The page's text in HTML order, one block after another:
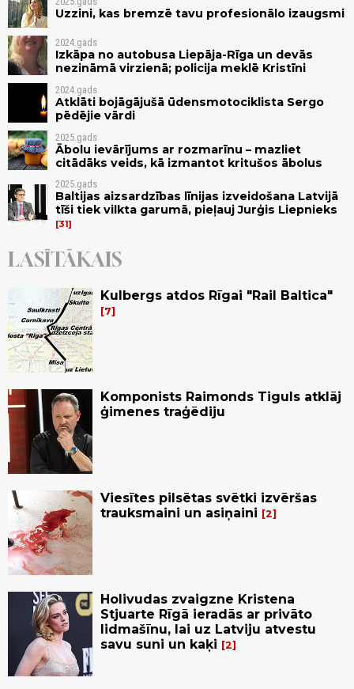
Uzzini, kas bremzē tavu profesionālo izaugsmi
2024.gads
Izkāpa no autobusa Liepāja-Rīga un devās
nezināmā virzienā; policija meklē Kristīni
2024.gads
Atklāti bojāgājušā ūdensmotociklista Sergo
pēdējie vārdi
2025.gads
Ābolu ievārījums ar rozmarīnu – mazliet
citādāks veids, kā izmantot kritušos ābolus
2025.gads
Baltijas aizsardzības līnijas izveidošana Latvijā
tīši tiek vilkta garumā, pieļauj Jurģis Liepnieks
31
LASĪTĀKAIS
Kulbergs atdos Rīgai "Rail Baltica"
7
Komponists Raimonds Tiguls atklāj
ģimenes traģēdiju
Viesītes pilsētas svētki izvēršas
trauksmaini un asiņaini
2
Holivudas zvaigzne Kristena
Stjuarte Rīgā ieradās ar privāto
lidmašīnu, lai uz Latviju atvestu
savu suni un kaķi
2